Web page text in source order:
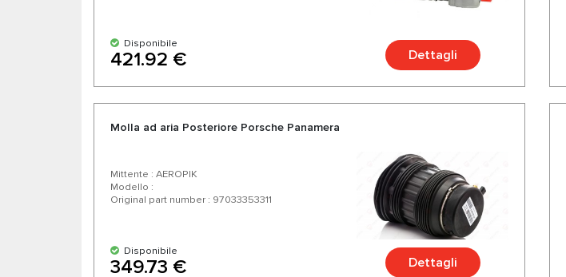
Disponibile
421.92 € Dettagli
Molla ad aria Posteriore Porsche Panamera
Mittente : AEROPIK
Modello :
Original part number : 97033353311
Disponibile
349.73 € Dettagli